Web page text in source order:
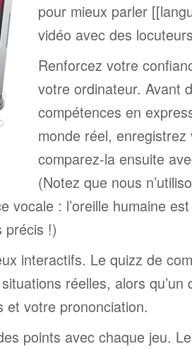
pour mieux parler
vidéo avec des
Renforcez votre
votre ordinateur. Avant
compétences en
monde réel,
comparez-la ensuite
(Notez que nous
vocale : l’oreille humaine
précis !)
interactifs. Le quizz de
réelles, alors
et votre prononciation.
points avec chaque jeu.